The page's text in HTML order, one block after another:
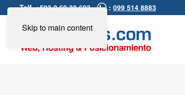
Skip to main content
Telf. +593 2 60 38 693 - : 099 514 8883